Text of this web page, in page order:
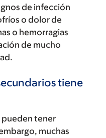
de infección
o dolor de
o hemorragias
de mucho
tiene
pueden tener
muchas